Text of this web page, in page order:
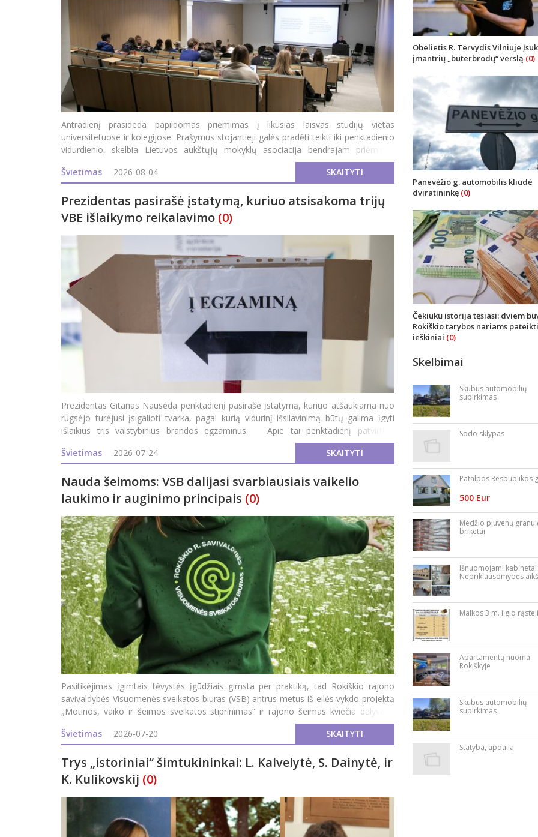
Antradienį prasideda papildomas priėmimas į likusias laisvas studijų vietas
universitetuose ir kolegijose. Prašymus stojantieji galės pradėti teikti iki penktadienio
vidurdienio, skelbia Lietuvos aukštųjų mokyklų asociacija bendrajam priėmimui
Švietimas
2026-08-04 SKAITYTI
Prezidentas pasirašė įstatymą, kuriuo atsisakoma trijų
VBE išlaikymo reikalavimo (0)
Prezidentas Gitanas Nausėda penktadienį pasirašė įstatymą, kuriuo atšaukiama nuo
rugsėjo turėjusi įsigalioti tvarka, pagal kurią vidurinį išsilavinimą būtų galima įgyti
išlaikius tris valstybinius brandos egzaminus. Apie tai penktadienį patvirtino
Švietimas
2026-07-24 SKAITYTI
Nauda šeimoms: VSB dalijasi svarbiausiais vaikelio
laukimo ir auginimo principais (0)
Pasitikėjimas įgimtais tėvystės įgūdžiais gimsta per praktiką, tad Rokiškio rajono
savivaldybės Visuomenės sveikatos biuras (VSB) antrus metus iš eilės vykdo projektą
„Motinos, vaiko ir šeimos sveikatos stiprinimas“ ir rajono šeimas kviečia dalyvauti
Švietimas
2026-07-20 SKAITYTI
Trys „istoriniai“ šimtukininkai: L. Kalvelytė, S. Dainytė, ir
K. Kulikovskij (0)
Obelietis R. Tervydis Vilniuje
įmantrių „buterbrodų“ verslą (0)
Panevėžio g. automobilis kliudė
dviratininkę (0)
Čekiukų istorija tęsiasi: dviem
Rokiškio tarybos nariams pateikti
ieškiniai (0)
Skelbimai
Skubus automobilių
supirkimas
Sodo sklypas
Patalpos Respublikos
500 Eur
Medžio pjuvenų
briketai
Išnuomojami kabinetai
Nepriklausomybės
Malkos 3 m. ilgio
Apartamentų nuoma
Rokiškyje
Skubus automobilių
supirkimas
Statyba, apdaila